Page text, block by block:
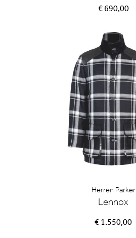
€ 690,00
Herren Parker
Lennox
€ 1.550,00